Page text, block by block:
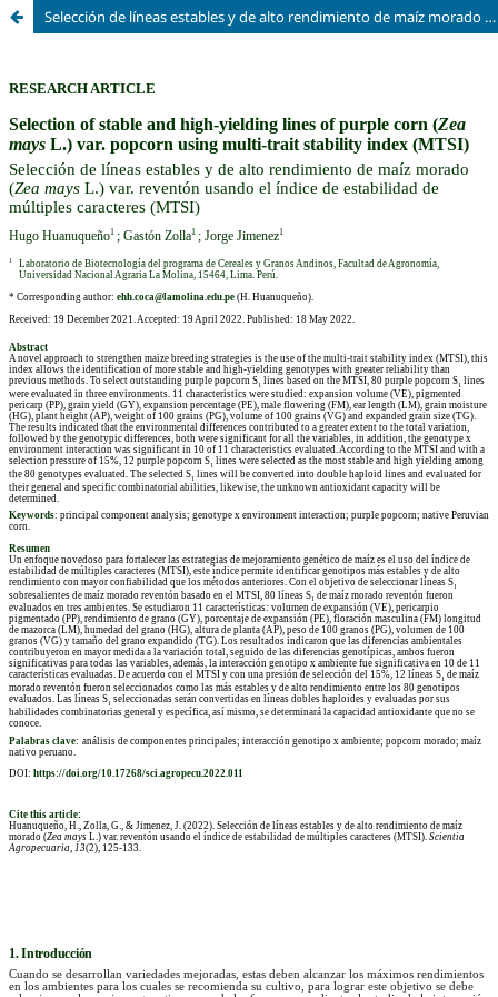
Selección de líneas estables y de alto rendimiento de maíz morado (Zea mays L.) var. reventón usando el índice de estabilidad de múltiples caracteres (MTSI)